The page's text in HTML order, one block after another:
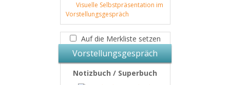
Visuelle Selbstpräsentation im
Vorstellungsgespräch
Auf die Merkliste setzen
Vorstellungsgespräch
Notizbuch / Superbuch